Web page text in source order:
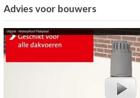
Advies voor bouwers